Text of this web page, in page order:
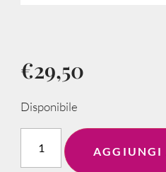
€29,50
Disponibile
AGGIUNGI